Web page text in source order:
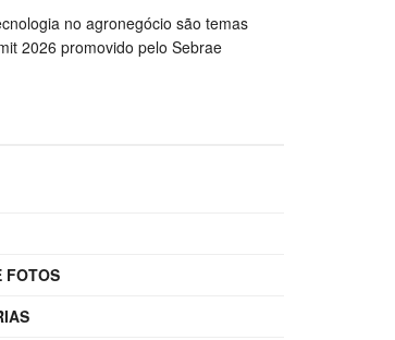
no agronegócio são temas
2026 promovido pelo Sebrae
FOTOS